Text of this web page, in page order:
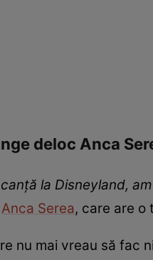
deloc Anca
la Disneyland,
Anca Serea, care are o
nu mai vreau să